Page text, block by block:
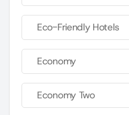
Eco-Friendly Hotels
Economy
Economy Two